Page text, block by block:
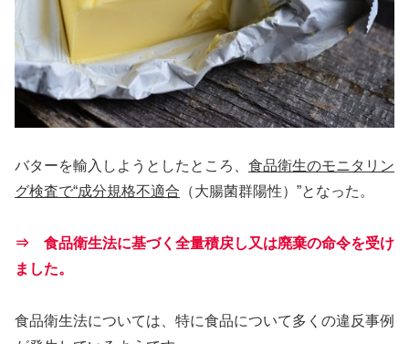
バターを輸入しようとしたところ、 食品衛生のモニタリン
グ検査で“成分規格不適合 （大腸菌群陽性）”となった。
⇒ 食品衛生法に基づく全量積戻し又は廃棄の命令を受け
ました。
食品衛生法については、特に食品について多くの違反事例